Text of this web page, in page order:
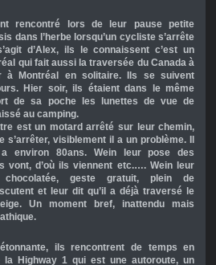
rencontré lors de leur pause petite
dans l’herbe lorsqu’un cycliste s’arrête
d’Alex, ils le connaissent c’est un
qui fait aussi la traversée du Canada à
à Montréal en solitaire. Ils se suivent
Hier soir, ils étaient dans le même
de sa poche les lunettes de vue de
au camping.
est un motard arrêté sur leur chemin,
s’arrêter, visiblement il a un problème. Il
a environ 80ans. Wein leur pose des
vont, d’où ils viennent etc.…. Wein leur
geste gratuit, plein de
et leur dit qu’il a déjà traversé le
Un moment bref, inattendu mais
ils rencontrent de temps en
Highway 1 qui est une autoroute, un